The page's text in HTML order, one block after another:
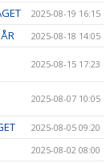
2025-08-19 16:15
2025-08-18 14:05
2025-08-15 17:23
2025-08-07 10:05
2025-08-05 09:20
2025-08-02 08:00